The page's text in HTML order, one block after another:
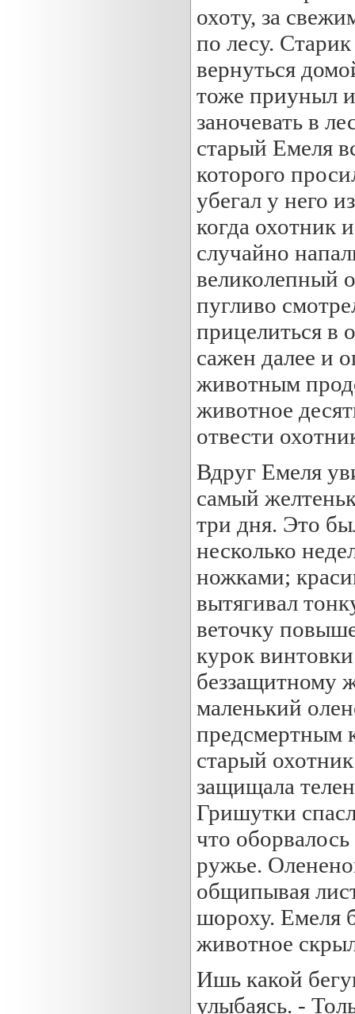
охоту, за
по лесу.
вернуться
тоже приуныл
заночевать в
старый Емеля
которого
убегал у него
когда охотник
случайно
великолепный
пугливо
прицелиться в
сажен далее и
животным
животное
отвести
Вдруг Емеля
самый
три дня. Это
несколько
ножками;
вытягивал
веточку
курок
беззащитному
маленький
предсмертным
старый
защищала
Гришутки
что
ружье.
общипывая
шороху. Емеля
животное
Ишь какой
улыбаясь. -